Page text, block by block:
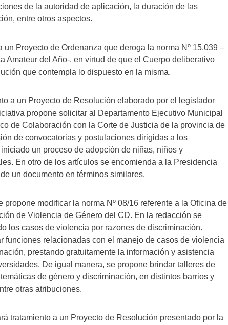
de la autoridad de aplicación, la duración de las
entre otros aspectos.
un Proyecto de Ordenanza que deroga la norma Nº 15.039 –
Amateur del Año-, en virtud de que el Cuerpo deliberativo
que contempla lo dispuesto en la misma.
a un Proyecto de Resolución elaborado por el legislador
propone solicitar al Departamento Ejecutivo Municipal
de Colaboración con la Corte de Justicia de la provincia de
de convocatorias y postulaciones dirigidas a los
un proceso de adopción de niñas, niños y
En otro de los artículos se encomienda a la Presidencia
un documento en términos similares.
modificar la norma Nº 08/16 referente a la Oficina de
de Violencia de Género del CD. En la redacción se
los casos de violencia por razones de discriminación.
funciones relacionadas con el manejo de casos de violencia
prestando gratuitamente la información y asistencia
De igual manera, se propone brindar talleres de
de género y discriminación, en distintos barrios y
otras atribuciones.
tratamiento a un Proyecto de Resolución presentado por la